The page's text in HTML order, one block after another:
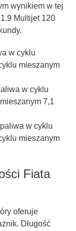
wynikiem w tej
Multijet 120
w cyklu
mieszanym
w cyklu
7,1
w cyklu
mieszanym
Fiata
oferuje
Długość